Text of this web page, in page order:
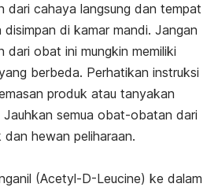
dari cahaya langsung dan tempat
di kamar mandi. Jangan
dari obat ini mungkin memiliki
berbeda. Perhatikan instruksi
produk atau tanyakan
semua obat-obatan dari
hewan peliharaan.
(Acetyl-D-Leucine) ke dalam